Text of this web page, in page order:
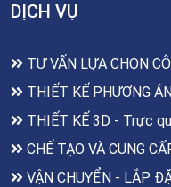
DỊCH VỤ
TƯ VẤN LỰA CHỌN
THIẾT KẾ PHƯƠNG
THIẾT KẾ 3D - Trực
CHẾ TẠO VÀ CUNG
VẬN CHUYỂN - LẮP